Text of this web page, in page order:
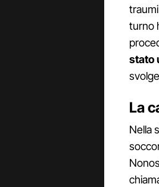
turno
stato
La
Nella